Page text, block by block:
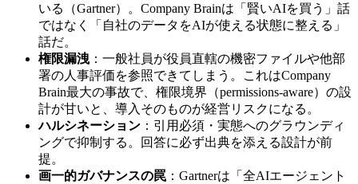
いる​（Gartner）。​Company Brainは​「賢い​AIを​買う」話
ではなく​「自社の​データを​AIが​使える​状態に​整える」
話だ。
権限漏洩 ：一般​社員が​役員直轄の​機密ファイルや​他部
署の​人事評価を​参照できてしまう。​これは​Company
Brain最大の​事故で、​権限境界​（permissions-aware）の​設
計が​甘いと、​導入その​ものが​経営リスクに​なる。
ハルシネーション ：引用必須・実態への​グラウンディ
ングで​抑制する。​回答に​必ず出典を​添える​設計が​前
提。
画一的ガバナンスの罠 ：Gartnerは​「全A​Iエージェント